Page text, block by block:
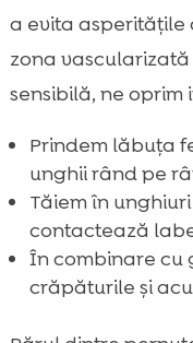
a evita asperitățile
zona
sensibilă, ne oprim
Prindem lăbuța
unghii rând pe
Tăiem în
contactează
În combinare cu
crăpăturile și